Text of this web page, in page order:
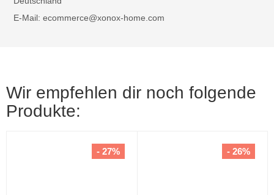
E-Mail: ecommerce@xonox-home.com
Wir empfehlen dir noch folgende
Produkte:
- 27% - 26%